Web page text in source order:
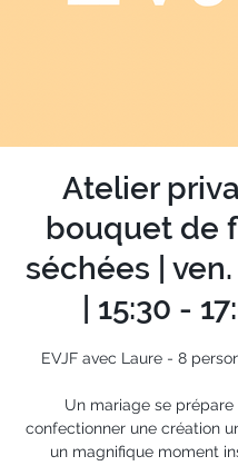
Atelier
bouquet de
séchées | ven.
| 15:30 -
EVJF avec Laure - 8
Un mariage se prépare
confectionner une création
un magnifique moment